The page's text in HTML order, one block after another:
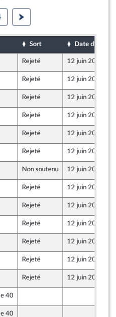
Sort Date d'examen
Rejeté 12 juin 2018
Rejeté 12 juin 2018
Rejeté 12 juin 2018
Rejeté 12 juin 2018
Rejeté 12 juin 2018
Rejeté 12 juin 2018
Non soutenu 12 juin 2018
Rejeté 12 juin 2018
Rejeté 12 juin 2018
Rejeté 12 juin 2018
Rejeté 12 juin 2018
Rejeté 12 juin 2018
Rejeté 12 juin 2018
40
40